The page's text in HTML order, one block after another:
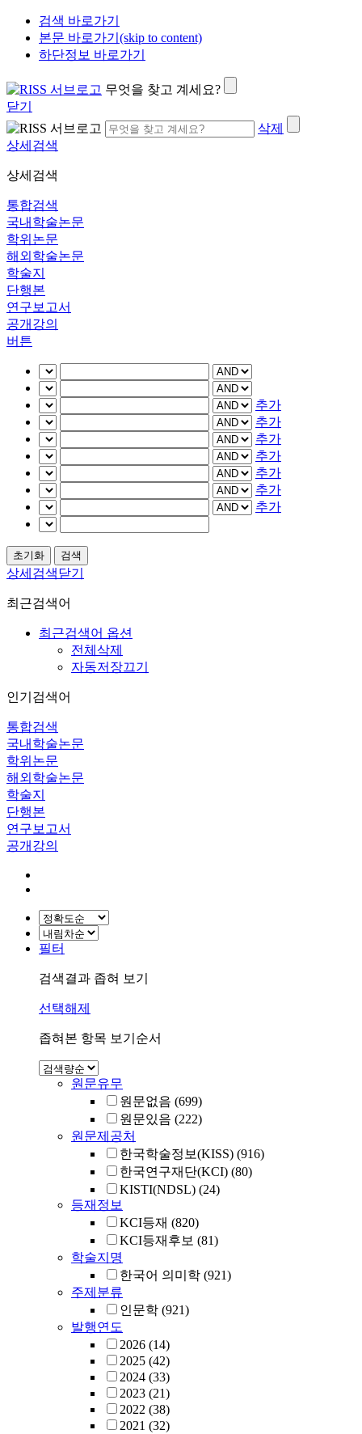
검색 바로가기
본문 바로가기(skip to content)
하단정보 바로가기
무엇을 찾고 계세요?
닫기
삭제
상세검색
상세검색
통합검색
국내학술논문
학위논문
해외학술논문
학술지
단행본
연구보고서
공개강의
버튼
추가
추가
추가
추가
추가
추가
추가
상세검색닫기
최근검색어
최근검색어 옵션
전체삭제
자동저장끄기
인기검색어
통합검색
국내학술논문
학위논문
해외학술논문
학술지
단행본
연구보고서
공개강의
필터
검색결과 좁혀 보기
선택해제
좁혀본 항목 보기순서
원문유무
원문없음 (699)
원문있음 (222)
원문제공처
한국학술정보(KISS) (916)
한국연구재단(KCI) (80)
KISTI(NDSL) (24)
등재정보
KCI등재 (820)
KCI등재후보 (81)
학술지명
한국어 의미학 (921)
주제분류
인문학 (921)
발행연도
2026 (14)
2025 (42)
2024 (33)
2023 (21)
2022 (38)
2021 (32)